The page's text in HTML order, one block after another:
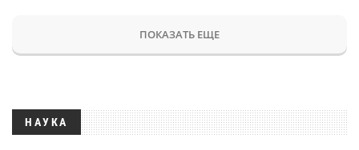
ПОКАЗАТЬ ЕЩЕ
НАУКА